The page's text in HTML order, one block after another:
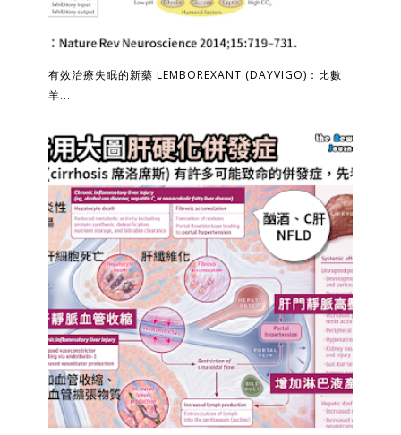
有效治療失眠的新藥 LEMBOREXANT (DAYVIGO)：比數
羊...